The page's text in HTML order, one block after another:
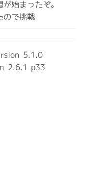
が始まったぞ。
ので挑戦
5.1.0
2.6.1-p33